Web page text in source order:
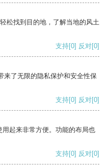
松找到目的地，了解当地的风土
支持[0] 反对[0]
来了无限的隐私保护和安全性保
支持[0] 反对[0]
起来非常方便。功能的布局也
支持[0] 反对[0]